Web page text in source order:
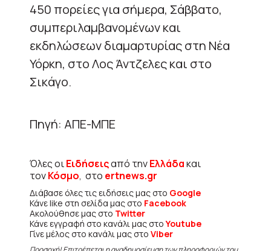
450 πορείες για σήμερα, Σάββατο,
συμπεριλαμβανομένων και
εκδηλώσεων διαμαρτυρίας στη Νέα
Υόρκη, στο Λος Άντζελες και στο
Σικάγο.
Πηγή: ΑΠΕ-ΜΠΕ
Όλες οιΕιδήσειςαπό τηνΕλλάδακαι
τονΚόσμο, στο ertnews.gr
Διάβασε όλες τις ειδήσεις μας στο Google
Κάνε like στη σελίδα μας στο Facebook
Ακολούθησε μας στο Twitter
Κάνε εγγραφή στο κανάλι μας στοYoutube
Γίνε μέλος στο κανάλι μας στο Viber